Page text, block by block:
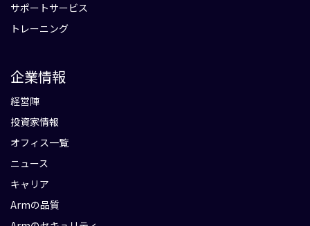
サポートサービス
トレーニング
企業情報
経営陣
投資家情報
オフィス一覧
ニュース
キャリア
Armの品質